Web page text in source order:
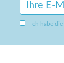
Ich habe die